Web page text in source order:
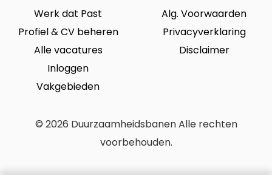
Werk dat Past
Profiel & CV beheren
Alle vacatures
Inloggen
Vakgebieden
Alg. Voorwaarden
Privacyverklaring
Disclaimer
© 2026 Duurzaamheidsbanen Alle rechten
voorbehouden.